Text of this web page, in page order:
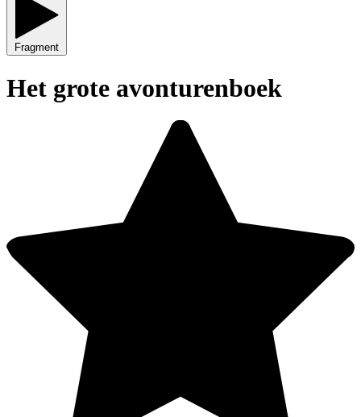
Fragment
Het grote avonturenboek